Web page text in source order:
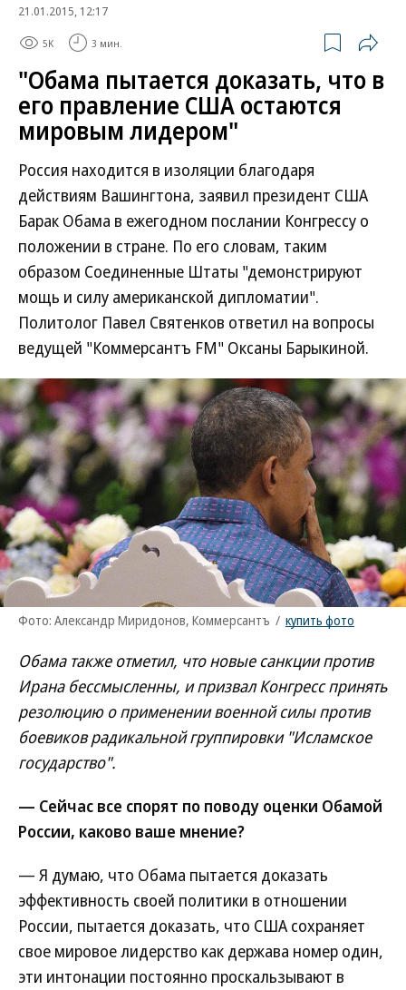
21.01.2015, 12:17
5K 3 мин.
"Обама пытается доказать, что в
его правление США остаются
мировым лидером"
Россия находится в изоляции благодаря
действиям Вашингтона, заявил президент США
Барак Обама в ежегодном послании Конгрессу о
положении в стране. По его словам, таким
образом Соединенные Штаты "демонстрируют
мощь и силу американской дипломатии".
Политолог Павел Святенков ответил на вопросы
ведущей "Коммерсантъ FM" Оксаны Барыкиной.
Фото: Александр Миридонов, Коммерсантъ / купить фото
Обама также отметил, что новые санкции против
Ирана бессмысленны, и призвал Конгресс принять
резолюцию о применении военной силы против
боевиков радикальной группировки "Исламское
государство".
— Сейчас все спорят по поводу оценки Обамой
России, каково ваше мнение?
— Я думаю, что Обама пытается доказать
эффективность своей политики в отношении
России, пытается доказать, что США сохраняет
свое мировое лидерство как держава номер один,
эти интонации постоянно проскальзывают в